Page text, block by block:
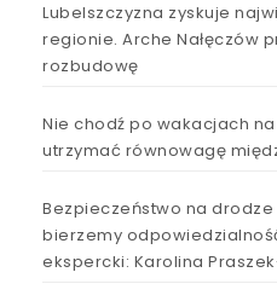
Lubelszczyzna zyskuje
regionie. Arche Nałęczów
rozbudowę
Nie chodź po wakacjach
utrzymać równowagę
Bezpieczeństwo na
bierzemy
ekspercki: Karolina